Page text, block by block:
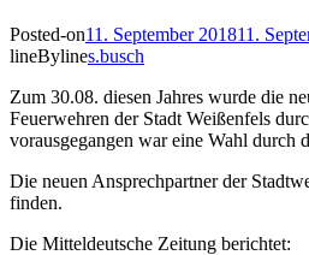
Posted-on11. September 201811.
lineBylines.busch
Zum 30.08. diesen Jahres wurde die
Feuerwehren der Stadt Weißenfels
vorausgegangen war eine Wahl durch
Die neuen Ansprechpartner der
finden.
Die Mitteldeutsche Zeitung berichtet: